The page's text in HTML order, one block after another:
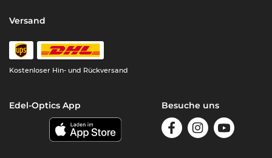
Versand
Kostenloser Hin- und Rückversand
Edel-Optics App Besuche uns